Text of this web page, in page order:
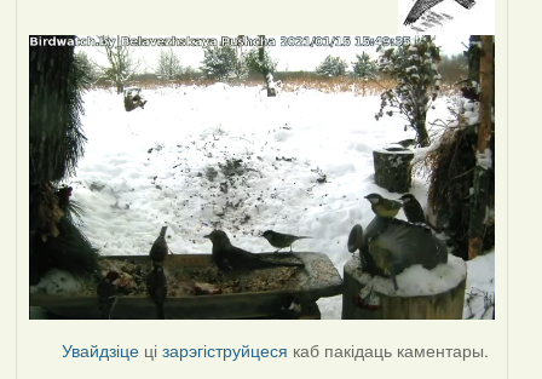
Увайдзіце цізарэгіструйцеся каб пакідаць каментары.